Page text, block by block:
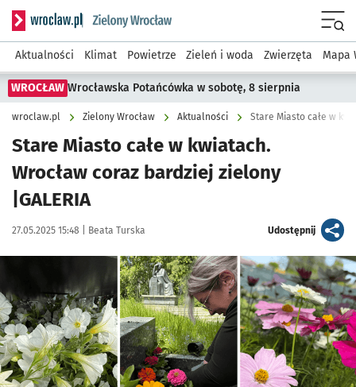
Serwis informacyjny wroclaw.pl podserwis: Środowisko we
Aktualności Klimat Powietrze Zieleń i woda Zwierzęta Mapa
WROCŁAW Wrocławska Potańcówka w sobotę, 8 sierpnia
wroclaw.pl Zielony Wrocław Aktualności Stare Miasto całe w
Stare Miasto całe w kwiatach.
Wrocław coraz bardziej zielony
|GALERIA
Data publikacji:
27.05.2025 15:48 | Autor:
Beata Turska Udostępnijartykuł
Kliknij, aby zobaczyć galerię